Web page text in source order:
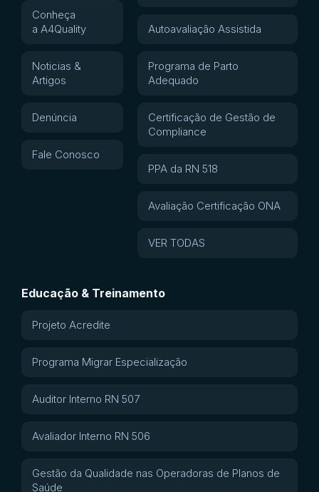
Conheça
a A4Quality
Noticias &
Artigos
Denúncia
Fale Conosco
Autoavaliação Assistida
Programa de Parto
Adequado
Certificação de Gestão de
Compliance
PPA da RN 518
Avaliação Certificação ONA
VER TODAS
Educação & Treinamento
Projeto Acredite
Programa Migrar Especialização
Auditor Interno RN 507
Avaliador Interno RN 506
Gestão da Qualidade nas Operadoras de Planos de
Saúde